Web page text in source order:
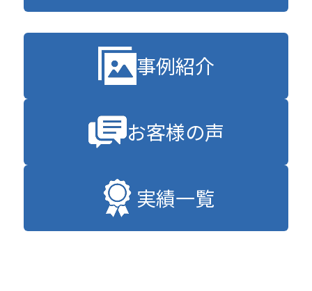
事例紹介
お客様の声
実績一覧